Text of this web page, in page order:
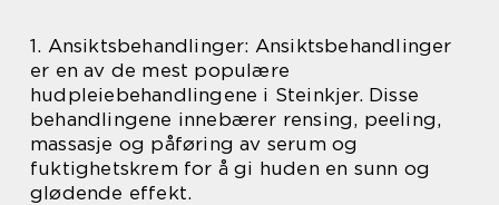
1. Ansiktsbehandlinger: Ansiktsbehandlinger
er en av de mest populære
hudpleiebehandlingene i Steinkjer. Disse
behandlingene innebærer rensing, peeling,
massasje og påføring av serum og
fuktighetskrem for å gi huden en sunn og
glødende effekt.